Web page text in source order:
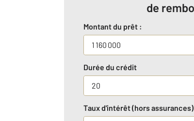
de
Montant du prêt :
Durée du crédit
Taux d'intérêt (hors assurances)